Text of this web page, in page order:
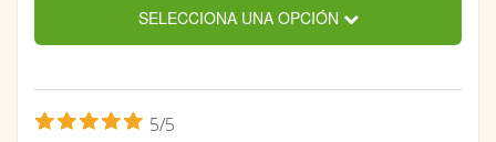
SELECCIONA UNA OPCIÓN
5/5